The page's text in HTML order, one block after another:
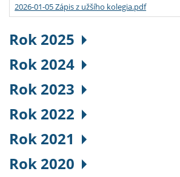
2026-01-05 Zápis z užšího kolegia.pdf
Rok 2025
Rok 2024
Rok 2023
Rok 2022
Rok 2021
Rok 2020